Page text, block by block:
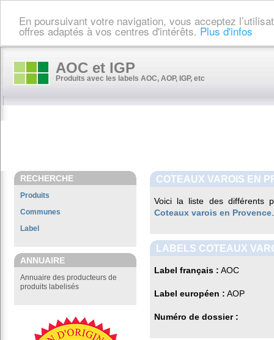
En poursuivant votre navigation, vous acceptez
offres adaptés à vos centres d'intérêts. Plus d'infos
AOC et IGP
Produits avec les labels AOC, AOP, IGP, etc
RECHERCHE
Produits
Communes
Label
ANNUAIRE
Annuaire des producteurs de
produits labelisés
COTEAUX VAROIS EN
Voici la liste des différents
Coteaux varois en Provence
LABELS COTEAUX
Label français : AOC
Label européen : AOP
Numéro de dossier :